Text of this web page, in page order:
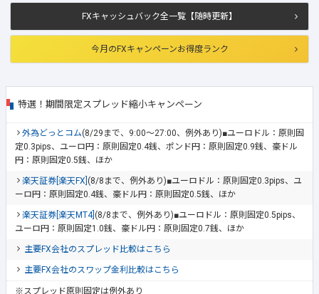
FXキャッシュバック全一覧【随時更新】
今月のFXキャンペーンお得度ランク
特選！期間限定スプレッド縮小キャンペーン
外為どっとコム(8/29まで、9:00～27:00、例外あり)■ユーロドル：原則固
定0.3pips、ユーロ円：原則固定0.4銭、ポンド円：原則固定0.9銭、豪ドル
円：原則固定0.5銭、ほか
楽天証券[楽天FX] (8/8まで、例外あり)■ユーロドル：原則固定0.3pips、ユ
ーロ円：原則固定0.4銭、豪ドル円：原則固定0.5銭、ほか
楽天証券[楽天MT4] (8/8まで、例外あり)■ユーロドル：原則固定0.5pips、
ユーロ円：原則固定1.0銭、豪ドル円：原則固定0.7銭、ほか
主要FX会社のスプレッド比較はこちら
主要FX会社のスワップ金利比較はこちら
※スプレッド原則固定は例外あり